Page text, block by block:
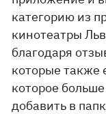
категорию из
кинотеатры
благодаря
которые также
которое
добавить в